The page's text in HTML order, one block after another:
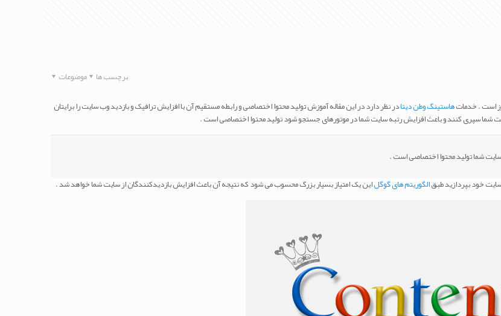
موضوعات
برچسب ها
است . خدماتهاستینگ وطن دیتادر نظر دارد در این مقاله آموزش تولید محتوا اختصاصی و رابطه مستقیم آن با افزایش ترافیک و بازدید وب سایت را برایتان
شما سپری کنند و باعث افزایش رتبه سایت شما در موتورهای جستجو شود تولید محتوا اختصاصی است .
شما تولید محتوا اختصاصی است .
خود بپردازید طبقالگوریتم های گوگلاین یک امتیاز بسیار بزرگ محسوب می شود که نتیجه آن باعث افزایش بازدیدکنندگان از سایت شما خواهد شد .